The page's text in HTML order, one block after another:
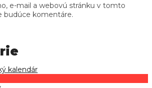
e-mail a webovú stránku v tomto
budúce komentáre.
kalendár